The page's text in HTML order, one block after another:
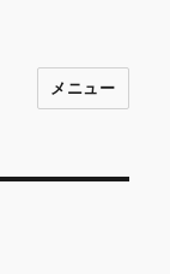
りを～ フ
メニュー